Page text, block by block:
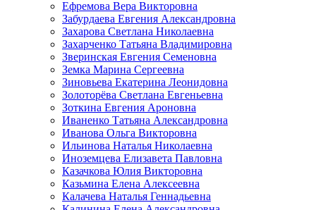
Ефремова Вера Викторовна
Забурдаева Евгения Александровна
Захарова Светлана Николаевна
Захарченко Татьяна Владимировна
Зверинская Евгения Семеновна
Земка Марина Сергеевна
Зиновьева Екатерина Леонидовна
Золоторёва Светлана Евгеньевна
Зоткина Евгения Ароновна
Иваненко Татьяна Александровна
Иванова Ольга Викторовна
Ильинова Наталья Николаевна
Иноземцева Елизавета Павловна
Казачкова Юлия Викторовна
Казьмина Елена Алексеевна
Калачева Наталья Геннадьевна